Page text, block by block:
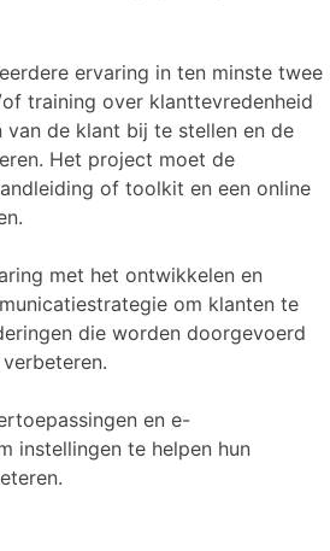
ervaring in ten minste twee
training over klanttevredenheid
de klant bij te stellen en de
Het project moet de
of toolkit en een online
met het ontwikkelen en
om klanten te
die worden doorgevoerd
en e-
instellingen te helpen hun